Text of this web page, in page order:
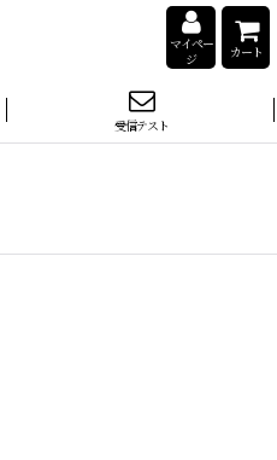
マイペー
ジ
カート
受信テスト